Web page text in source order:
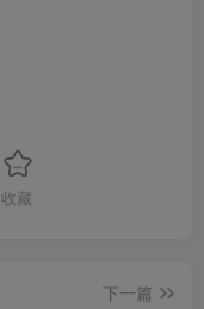
收藏
下一篇